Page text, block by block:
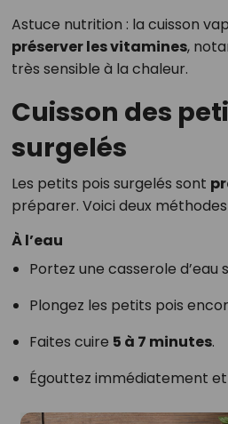
Astuce nutrition : la cuisson
préserver les vitamines,
très sensible à la chaleur.
Cuisson des
surgelés
Les petits pois surgelés sont
préparer. Voici deux
À l’eau
Portez une casserole d’eau
Plongez les petits pois
Faites cuire 5 à 7 minutes.
Égouttez immédiatement et